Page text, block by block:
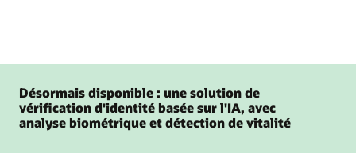
Désormais disponible : une solution de
vérification d'identité basée sur l'IA, avec
analyse biométrique et détection de vitalité